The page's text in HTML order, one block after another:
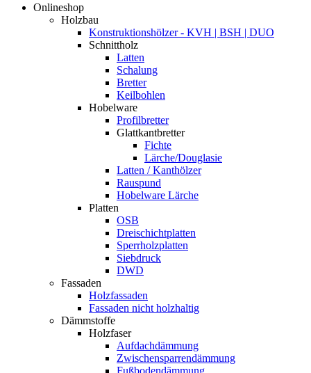
Onlineshop
Holzbau
Konstruktionshölzer - KVH | BSH | DUO
Schnittholz
Latten
Schalung
Bretter
Keilbohlen
Hobelware
Profilbretter
Glattkantbretter
Fichte
Lärche/Douglasie
Latten / Kanthölzer
Rauspund
Hobelware Lärche
Platten
OSB
Dreischichtplatten
Sperrholzplatten
Siebdruck
DWD
Fassaden
Holzfassaden
Fassaden nicht holzhaltig
Dämmstoffe
Holzfaser
Aufdachdämmung
Zwischensparrendämmung
Fußbodendämmung